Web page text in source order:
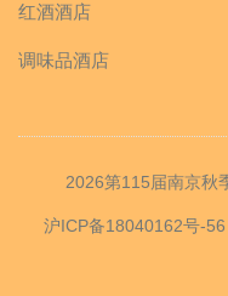
红酒酒店
调味品酒店
2026第115届南京秋
沪ICP备18040162号-56